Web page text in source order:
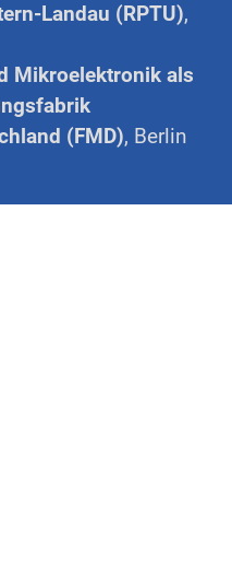
Landau (RPTU),
Mikroelektronik als
(FMD), Berlin